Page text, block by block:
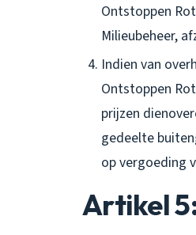
Ontstoppen
Milieubeheer,
Indien van
Ontstoppen
prijzen
gedeelte
op vergoeding
Artikel